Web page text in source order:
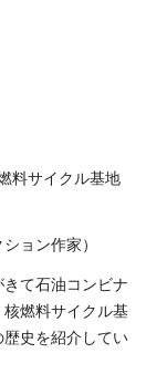
料サイクル基地
ョン作家）
て石油コンビナ
燃料サイクル基
史を紹介してい